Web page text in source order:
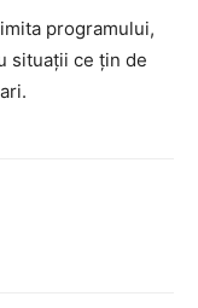
programului,
situații ce țin de